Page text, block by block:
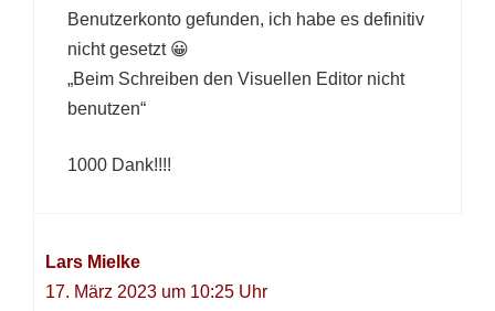
Benutzerkonto gefunden, ich habe es definitiv
nicht gesetzt 😀
„Beim Schreiben den Visuellen Editor nicht
benutzen“
1000 Dank!!!!
Lars Mielke
17. März 2023 um 10:25 Uhr